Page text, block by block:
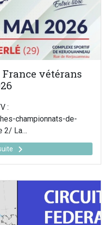
vétérans
:
championnats-de-
2/ La…
keyboard_arrow_right